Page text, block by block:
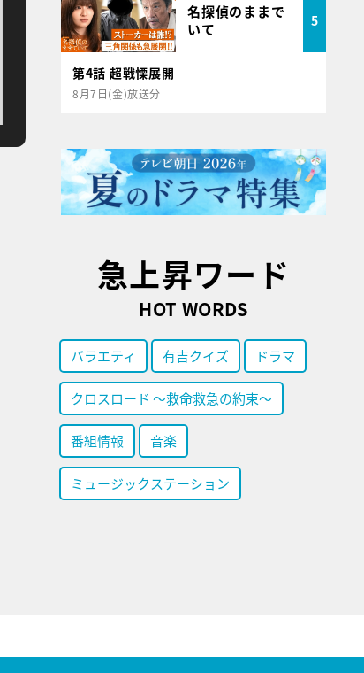
名探偵のままで
いて
5
第4話 超戦慄展開
8月7日(金)放送分
急上昇ワード
HOT WORDS
バラエティ 有吉クイズ ドラマ
クロスロード ～救命救急の約束～
番組情報 音楽
ミュージックステーション